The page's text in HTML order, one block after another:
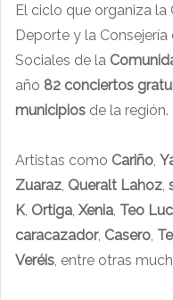
El ciclo que organiza la
Deporte y la
Sociales de la
año 82 conciertos
municipios de la región.
Artistas como Cariño
Zuaraz Queralt Lahoz
K Ortiga Xenia Teo
caracazador, Casero
Veréis , entre otras